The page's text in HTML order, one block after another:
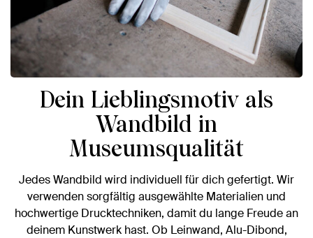
Dein Lieblingsmotiv als
Wandbild in
Museumsqualität
Jedes Wandbild wird individuell für dich gefertigt. Wir
verwenden sorgfältig ausgewählte Materialien und
hochwertige Drucktechniken, damit du lange Freude an
deinem Kunstwerk hast. Ob Leinwand, Alu-Dibond,